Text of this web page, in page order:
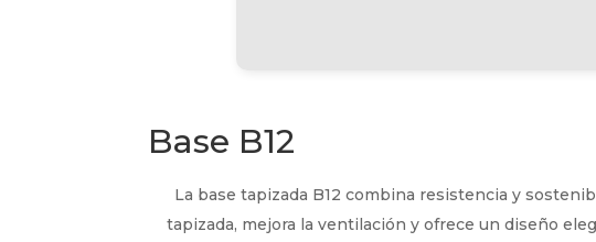
Base B12
La base tapizada B12 combina resistencia y
tapizada, mejora la ventilación y ofrece un diseño